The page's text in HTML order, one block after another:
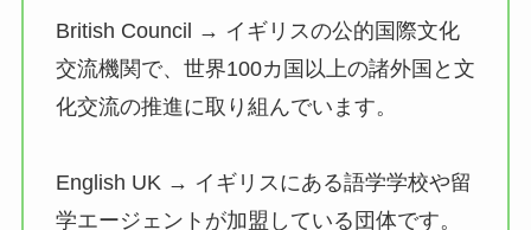
British Council → イギリスの公的国際文化
交流機関で、世界100カ国以上の諸外国と文
化交流の推進に取り組んでいます。
English UK → イギリスにある語学学校や留
学エージェントが加盟している団体です。